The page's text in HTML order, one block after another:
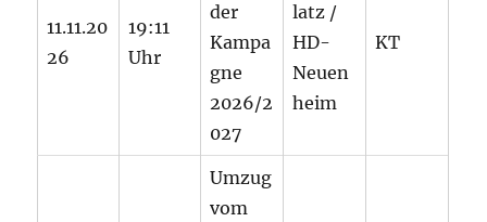
11.11.20
26
19:11
Uhr
der
Kampa
gne
2026/2
027
latz /
HD-
Neuen
heim
KT
Umzug
vom